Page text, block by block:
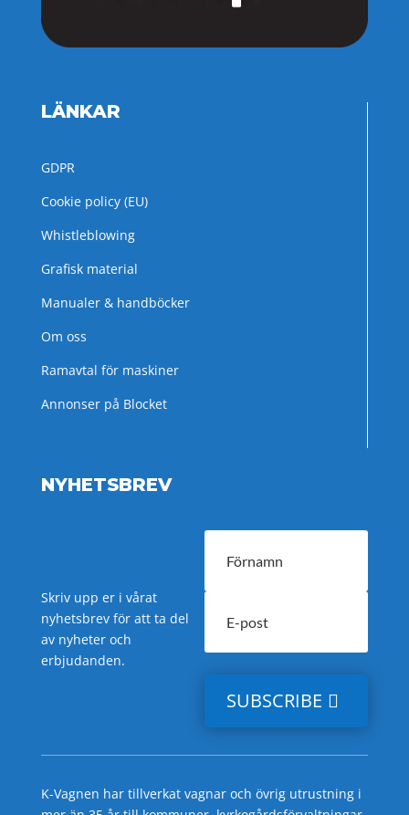
LÄNKAR
GDPR
Cookie policy (EU)
Whistleblowing
Grafisk material
Manualer & handböcker
Om oss
Ramavtal för maskiner
Annonser på Blocket
NYHETSBREV
Skriv upp er i vårat
nyhetsbrev för att ta del
av nyheter och
erbjudanden.
SUBSCRIBE
K-Vagnen har tillverkat vagnar och övrig utrustning i